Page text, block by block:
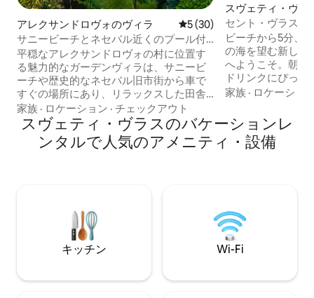
アレクサンドロヴォのヴィラ レビュー30件、5つ星中5つ
5 (30)
サニービーチとネセバル近くのプール付
きガーデンヴィラ
平穏なアレクサンドロヴォの村に位置す
る魅力的なガーデンヴィラは、サニービ
ーチや歴史的なネセバル旧市街から車で
すぐの場所にあり、リラックスした田舎
の休暇をお楽しみいただけます。 夏のリ
ラックスした暮らしのために設計された
ヴィラは、快適さ、プライバシー、美し
い屋外スペースを兼ね備えています。専
を備え、最大6名様まで宿泊可能で、家族
連れ、カップル、お友達でのご利用に最
家族 · ロケーション · チェックアウト
スヴェティ・ヴラ
ョン・アパート
セント・ヴラスの
ート – ビーチまで
ビーチから5分、
の海を望む新しい
へようこそ。朝の
ドリンクにぴっ
テラスでリラック
ッチン、広々と
ます。全体的に
が、居心地の良い
ます。
家族 · ロケーショ
スヴェティ・ヴラスのバケーションレ
ンタルで人気のアメニティ・設備
キッチン Wi-Fi